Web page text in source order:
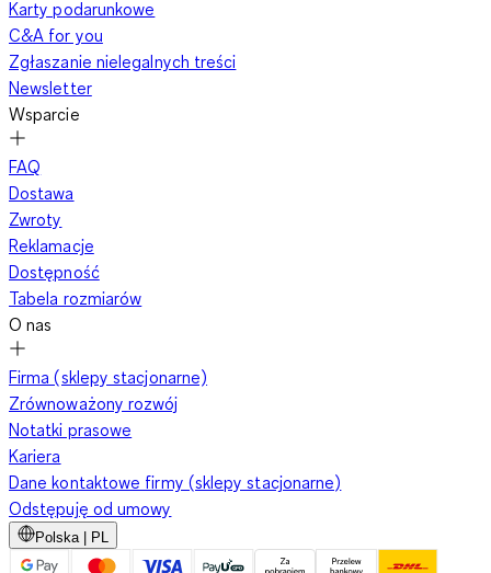
Karty podarunkowe
C&A for you
Zgłaszanie nielegalnych treści
Newsletter
Wsparcie
FAQ
Dostawa
Zwroty
Reklamacje
Dostępność
Tabela rozmiarów
O nas
Firma (sklepy stacjonarne)
Zrównoważony rozwój
Notatki prasowe
Kariera
Dane kontaktowe firmy (sklepy stacjonarne)
Odstępuję od umowy
Polska | PL